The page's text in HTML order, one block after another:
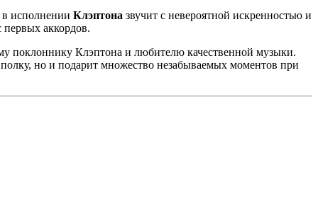
исполнении Клэптона звучит с невероятной искренностью и
первых аккордов.
поклоннику Клэптона и любителю качественной музыки.
но и подарит множество незабываемых моментов при